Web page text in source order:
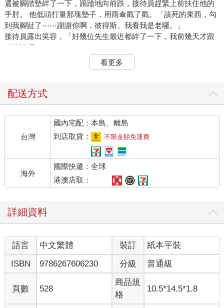
還被腳踏墊絆了一下，踉蹌地向前跌，接待員趕緊上前扶住他的
手肘。 他低頭打量那塊墊子，用雨傘戳了戳。「該死的東西，勾
到我腳趾了⋯⋯謝謝你啊，彼得斯。我看我是老囉。」
接待員露出笑容，「好幾位先生最近都絆了一下，我前幾天才跟
總管說呢。」
「哦，那就再跟他說一次，說到他處理好為止。總有一天你會發
現我摔死在你腳邊。你可不希望發生這種事，對吧？」他略帶戲
「是啊，先生，我們當然不希望發生這種事。」接待員說。
墊上，也不想死在廁所裡。彼得斯，你還記得麥克福森上校就是
死在廁所嗎？」
「我記得，先生。那真是令人心痛啊。」
「是啊。」他沉默一下又說，「總之，那種死法我也不要。趕快
叫總管把墊子弄好，就說是我要求的。」
「沒問題，先生。」
老人走開了。我一直都在後面等著，因為接待員那邊有我的信。
他在窗口把信交給我，我匆匆翻了一下，隨口問道，「那是誰
他說，「先生，那位是哈爾德先生。」
「他好像很在意自己的下半生呢。」
接待員並沒有笑。「是的，先生。很多上了年紀的人講話都是那
樣。哈爾德先生已經在我們的俱樂部很多年了。」
我變得恭謹了一點，「是嗎？我不記得在這兒見過他。」
「他前幾個月好像都在國外，先生。但這趟回來，他看起來老了
我轉身走開，「這場天殺的戰爭對他這把年紀的人來說很辛
看更多
配送方式
台灣
國內宅配：本島、離島
到店取貨：
不限金額免運費
海外
國際快遞：全球
港澳店取：
詳細資料
語言 中文繁體 裝訂
紙本平裝
ISBN
9786267606230 分級 普通級
頁數 528
商品規
格
10.5*14.5*1.8